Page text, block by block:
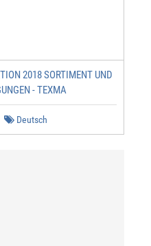
2018 SORTIMENT UND
- TEXMA
Deutsch